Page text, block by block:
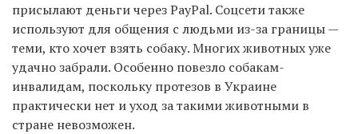
присылают деньги через PayPal. Соцсети также
используют для общения с людьми из-за границы —
теми, кто хочет взять собаку. Многих животных уже
удачно забрали. Особенно повезло собакам-
инвалидам, поскольку протезов в Украине
практически нет и уход за такими животными в
стране невозможен.